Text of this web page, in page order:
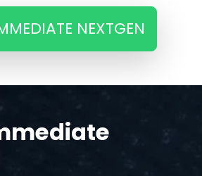
NEXTGEN